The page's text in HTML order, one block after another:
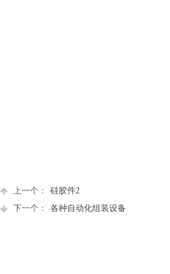
上一个：
硅胶件2
下一个：
各种自动化组装设备